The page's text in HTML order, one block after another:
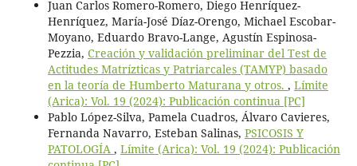
Juan Carlos Romero-Romero, Diego Henríquez-
Henríquez, María-José Díaz-Orengo, Michael Escobar-
Moyano, Eduardo Bravo-Lange, Agustín Espinosa-
Pezzia, Creación y validación preliminar del Test de
Actitudes Matrízticas y Patriarcales (TAMYP) basado
en la teoría de Humberto Maturana y otros. , Límite
(Arica): Vol. 19 (2024): Publicación continua [PC]
Pablo López-Silva, Pamela Cuadros, Álvaro Cavieres,
Fernanda Navarro, Esteban Salinas, PSICOSIS Y
PATOLOGÍA , Límite (Arica): Vol. 19 (2024): Publicación